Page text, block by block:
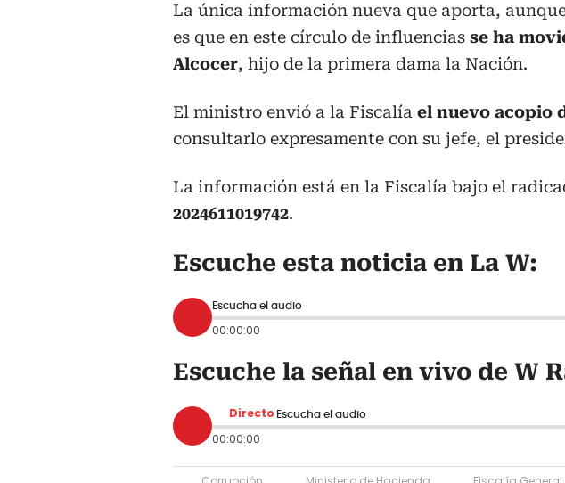
La única información nueva que aporta,
es que en este círculo de influencias se ha
Alcocer, hijo de la primera dama la Nación.
El ministro envió a la Fiscalía el nuevo acopio
consultarlo expresamente con su jefe, el
La información está en la Fiscalía bajo el
2024611019742.
Escuche esta noticia en La W:
Escucha el audio
00:00:00
Escuche la señal en vivo de W
Directo Escucha el audio
00:00:00